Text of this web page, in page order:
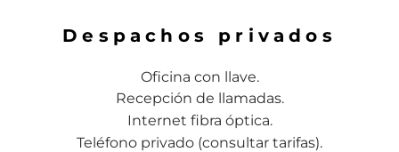
Despachos privados
Oficina con llave.
Recepción de llamadas.
Internet fibra óptica.
Teléfono privado (consultar tarifas).